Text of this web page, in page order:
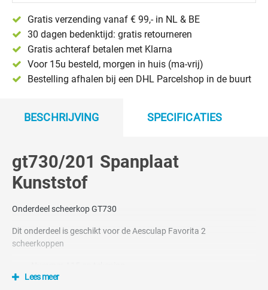
Gratis verzending vanaf € 99,- in NL & BE
30 dagen bedenktijd: gratis retourneren
Gratis achteraf betalen met Klarna
Voor 15u besteld, morgen in huis (ma-vrij)
Bestelling afhalen bij een DHL Parcelshop in de buurt
BESCHRIJVING SPECIFICATIES
gt730/201 Spanplaat
Kunststof
Onderdeel scheerkop GT730
Dit onderdeel is geschikt voor de Aesculap Favorita 2
scheerkoppen
Lees meer